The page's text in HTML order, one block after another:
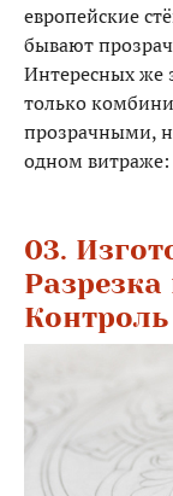
европейские
бывают
Интересных же
только
прозрачными,
одном
03.
Контроль